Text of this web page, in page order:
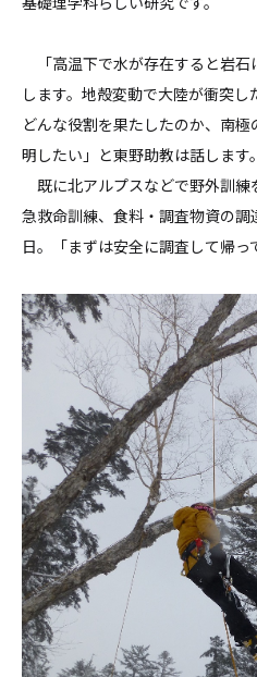
「高温下で水が存在すると岩石
します。地殻変動で大陸が衝突し
どんな役割を果たしたのか、南
明したい」と東野助教は話します。
既に北アルプスなどで野外訓練
急救命訓練、食料・調査物資の
日。「まずは安全に調査して帰っ